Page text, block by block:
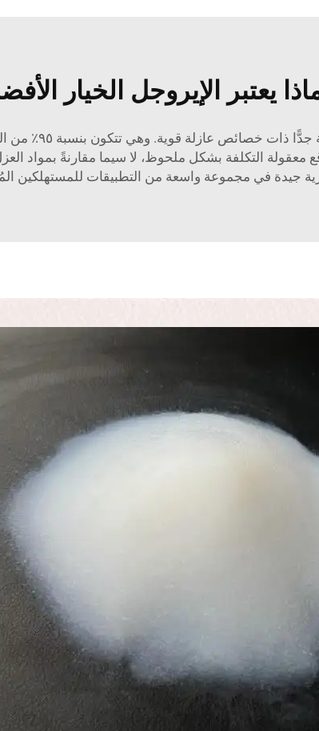
يعتبر الإيروجل الخيار
الإيروجل
معقولة التكلفة بشكل ملحوظ، لا سيما مقارنةً بمواد
جيدة في مجموعة واسعة من التطبيقات للمستهلكين